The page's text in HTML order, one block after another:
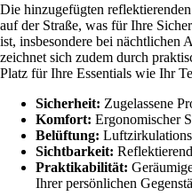
Die hinzugefügten
auf der Straße, was für Ihre
ist, insbesondere bei nächtlichen
zeichnet sich zudem durch
Platz für Ihre Essentials wie Ihr
Sicherheit: Zugelassene
Komfort: Ergonomischer
Belüftung:
Sichtbarkeit:
Praktikabilität:
Ihrer persönlichen